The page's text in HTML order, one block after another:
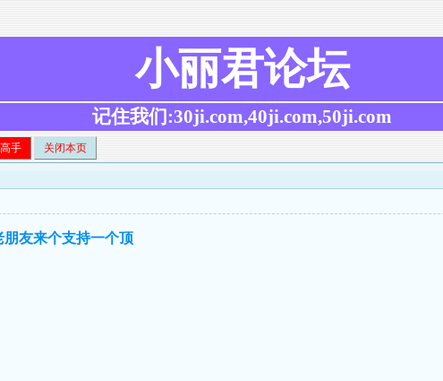
小丽君论坛
记住我们:30ji.com,40ji.com,50ji.com
手 关闭本页
友来个支持一个顶